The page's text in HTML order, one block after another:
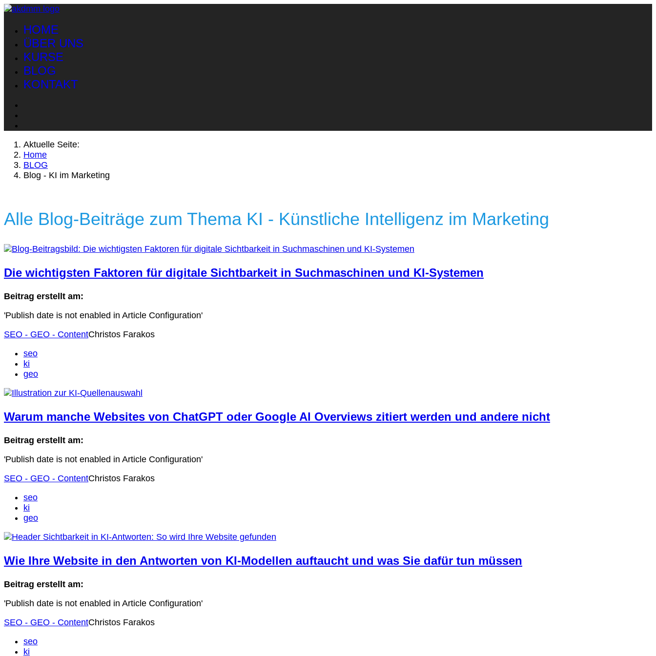
HOME
ÜBER UNS
KURSE
BLOG
KONTAKT
Aktuelle Seite:
Home
BLOG
Blog - KI im Marketing
Alle Blog-Beiträge zum Thema KI - Künstliche Intelligenz im Marketing
Die wichtigsten Faktoren für digitale Sichtbarkeit in Suchmaschinen und KI-Systemen
Beitrag erstellt am:
'Publish date is not enabled in Article Configuration'
SEO - GEO - ContentChristos Farakos
seo
ki
geo
Warum manche Websites von ChatGPT oder Google AI Overviews zitiert werden und andere nicht
Beitrag erstellt am:
'Publish date is not enabled in Article Configuration'
SEO - GEO - ContentChristos Farakos
seo
ki
geo
Wie Ihre Website in den Antworten von KI-Modellen auftaucht und was Sie dafür tun müssen
Beitrag erstellt am:
'Publish date is not enabled in Article Configuration'
SEO - GEO - ContentChristos Farakos
seo
ki